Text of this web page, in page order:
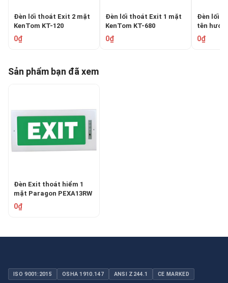
Đèn lối thoát Exit 2 mặt
KenTom KT-120
0₫
Đèn lối thoát Exit 1 mặt
KenTom KT-680
0₫
Đèn lối
tên
KenTom
0₫
Sản phẩm bạn đã xem
Đèn Exit thoát hiểm 1
mặt Paragon PEXA13RW
0₫
ISO 9001:2015 OSHA 1910.147 ANSI Z244.1 CE MARKED